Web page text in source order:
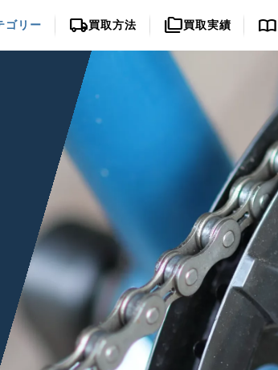
ゴリー local_shipping買取方法 folder_copy買取実績 import_contacts